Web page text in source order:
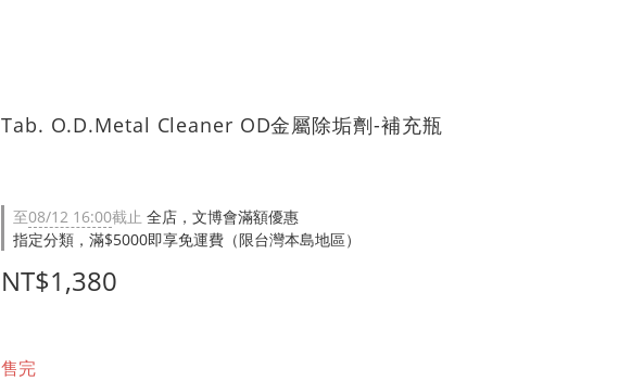
Tab. O.D.Metal Cleaner OD金屬除垢劑-補充瓶
至08/12 16:00截止 全店，文博會滿額優惠
指定分類，滿$5000即享免運費（限台灣本島地區）
NT$1,380
售完